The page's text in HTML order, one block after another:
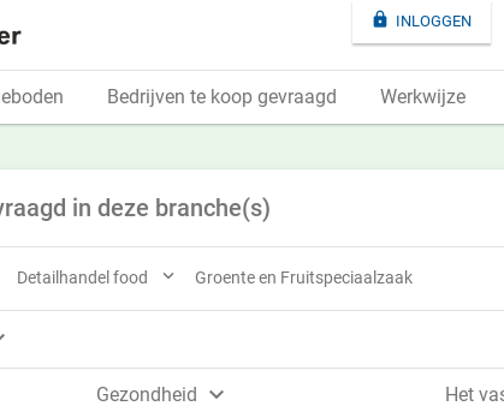
in deze branche(s)
Detailhandel food  Groente en Fruitspeciaalzaak
Gezondheid  Het
 INLOGGEN
Bedrijven te koop gevraagd Werkwijze